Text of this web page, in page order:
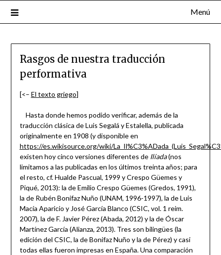
Menú
Rasgos de nuestra traducción
performativa
[<– El texto griego]
Hasta donde hemos podido verificar, además de la
traducción clásica de Luis Segalá y Estalella, publicada
originalmente en 1908 (y disponible en
https://es.wikisource.org/wiki/
existen hoy cinco versiones diferentes de Ilíada(nos
limitamos a las publicadas en los últimos treinta años; para
el resto, cf. Hualde Pascual, 1999 y Crespo Güemes y
Piqué, 2013): la de Emilio Crespo Güemes (Gredos, 1991),
la de Rubén Bonifaz Nuño (UNAM, 1996-1997), la de Luis
Macía Aparicio y José García Blanco (CSIC, vol. 1 reim.
2007), la de F. Javier Pérez (Abada, 2012) y la de Óscar
Martínez García (Alianza, 2013). Tres son bilingües (la
edición del CSIC, la de Bonifaz Nuño y la de Pérez) y casi
todas ellas fueron impresas en España. Una comparación